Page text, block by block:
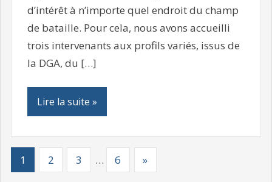
d’intérêt à n’importe quel endroit du champ
de bataille. Pour cela, nous avons accueilli
trois intervenants aux profils variés, issus de
la DGA, du […]
Lire la suite »
1 2 3 … 6 »